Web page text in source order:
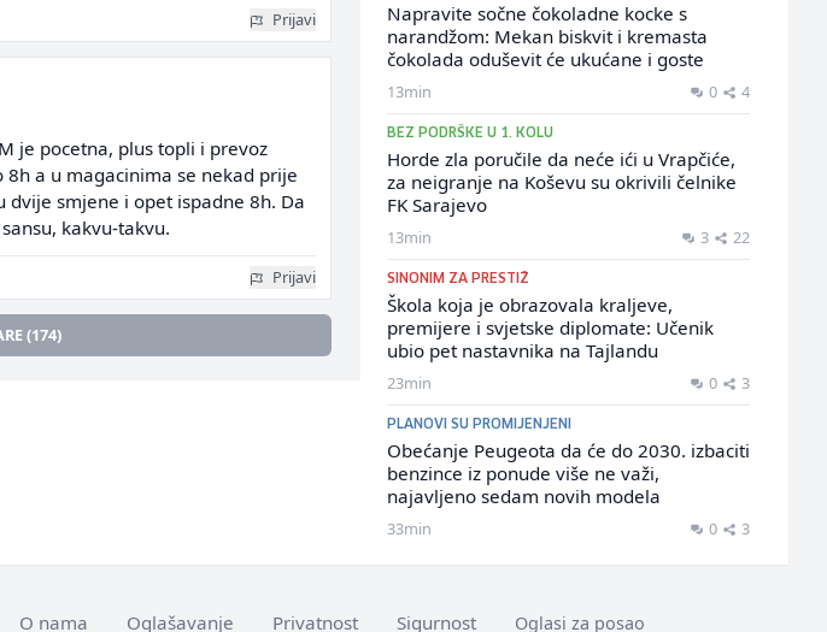
Prijavi
je pocetna, plus topli i prevoz
a u magacinima se nekad prije
smjene i opet ispadne 8h. Da
kakvu-takvu.
Prijavi
(174)
Napravite sočne čokoladne kocke s
narandžom: Mekan biskvit i kremasta
čokolada oduševit će ukućane i goste
13min 0 4
BEZ PODRŠKE U 1. KOLU
Horde zla poručile da neće ići u Vrapčiće,
za neigranje na Koševu su okrivili čelnike
FK Sarajevo
13min 3 22
SINONIM ZA PRESTIŽ
Škola koja je obrazovala kraljeve,
premijere i svjetske diplomate: Učenik
ubio pet nastavnika na Tajlandu
23min 0 3
PLANOVI SU PROMIJENJENI
Obećanje Peugeota da će do 2030. izbaciti
benzince iz ponude više ne važi,
najavljeno sedam novih modela
33min 0 3
O nama Oglašavanje Privatnost Sigurnost Oglasi za posao